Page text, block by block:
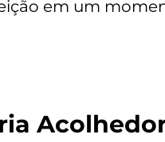
em um